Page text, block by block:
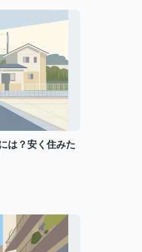
は？安く住みた